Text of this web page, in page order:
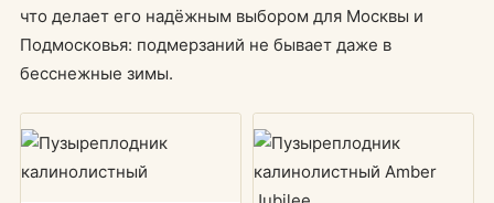
что делает его надёжным выбором для Москвы и
Подмосковья: подмерзаний не бывает даже в
бесснежные зимы.